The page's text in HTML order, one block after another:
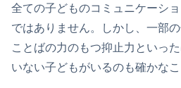
全ての子どものコミュニケーシ
ではありません。しかし、一部
ことばの力のもつ抑止力といっ
いない子どもがいるのも確かな